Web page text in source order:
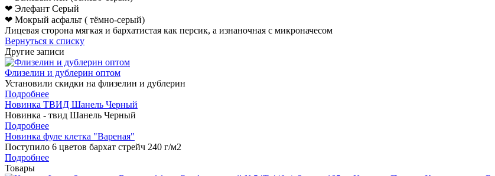
❤ Элефант Серый
❤ Мокрый асфальт ( тёмно-серый)
Лицевая сторона мягкая и бархатистая как персик, а изнаночная с микроначесом
Вернуться к списку
Другие записи
Флизелин и дублерин оптом
Установили скидки на флизелин и дублерин
Подробнее
Новинка ТВИД Шанель Черный
Новинка - твид Шанель Черный
Подробнее
Новинка фуле клетка "Вареная"
Поступило 6 цветов бархат стрейч 240 г/м2
Подробнее
Товары